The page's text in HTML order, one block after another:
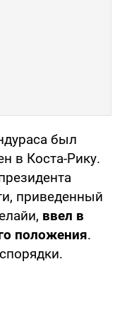
был
в Коста-Рику.
приведенный
ввел в
положения.